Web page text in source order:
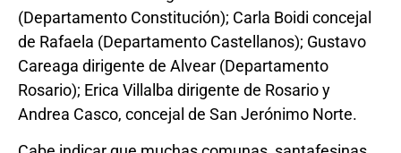
(Departamento Constitución); Carla Boidi concejal
de Rafaela (Departamento Castellanos); Gustavo
Careaga dirigente de Alvear (Departamento
Rosario); Erica Villalba dirigente de Rosario y
Andrea Casco, concejal de San Jerónimo Norte.